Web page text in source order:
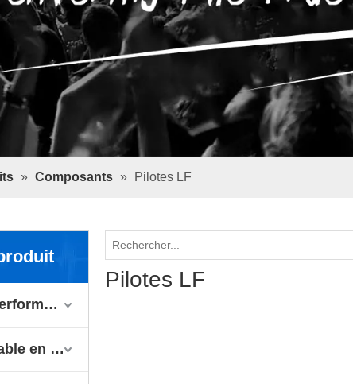
» Composants » Pilotes LF
Haut-parleur de performance
Haut-parleur portable en direct
Pilotes LF